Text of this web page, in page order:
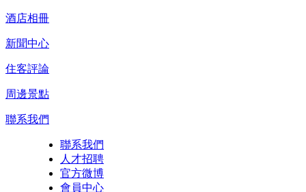
酒店相冊
新聞中心
住客評論
周邊景點
聯系我們
聯系我們
人才招聘
官方微博
會員中心